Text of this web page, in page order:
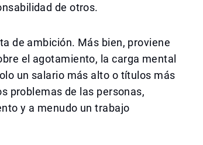
de otros.
de ambición. Más bien, proviene
el agotamiento, la carga mental
un salario más alto o títulos más
problemas de las personas,
y a menudo un trabajo